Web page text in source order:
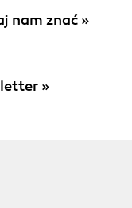
nam znać »
»